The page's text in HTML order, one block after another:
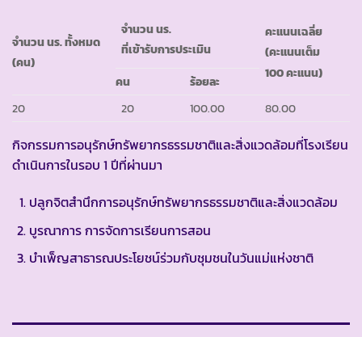
จำนวน นร. ทั้งหมด
(คน)
จำนวน นร.
ที่เข้ารับการประเมิน
คะแนนเฉลี่ย
(คะแนนเต็ม
100 คะแนน)
คน
ร้อยละ
20
20 100.00 80.00
กิจกรรมการอนุรักษ์ทรัพยากรธรรมชาติและสิ่งแวดล้อมที่โรงเรียน
ดำเนินการในรอบ 1 ปีที่ผ่านมา
ปลูกจิตสำนึกการอนุรักษ์ทรัพยากรธรรมชาติและสิ่งแวดล้อม
บูรณาการ การจัดการเรียนการสอน
บำเพ็ญสาธารณประโยชน์ร่วมกับชุมชนในวันแม่แห่งชาติ